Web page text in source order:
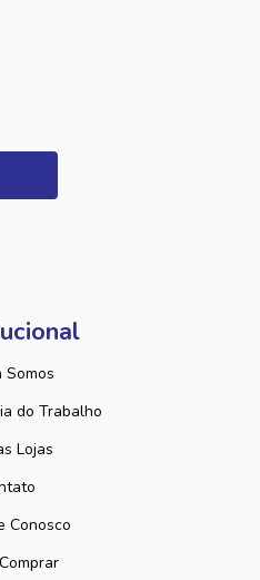
Somos
do Trabalho
Lojas
Conosco